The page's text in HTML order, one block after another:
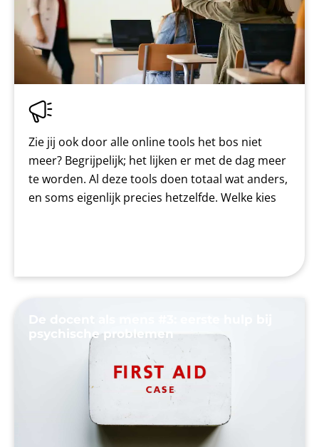
Zie jij ook door alle online tools het bos niet
meer? Begrijpelijk; het lijken er met de dag meer
te worden. Al deze tools doen totaal wat anders,
en soms eigenlijk precies hetzelfde. Welke kies
psychische problemen